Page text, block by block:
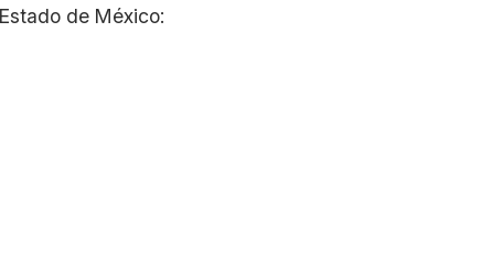
de México: